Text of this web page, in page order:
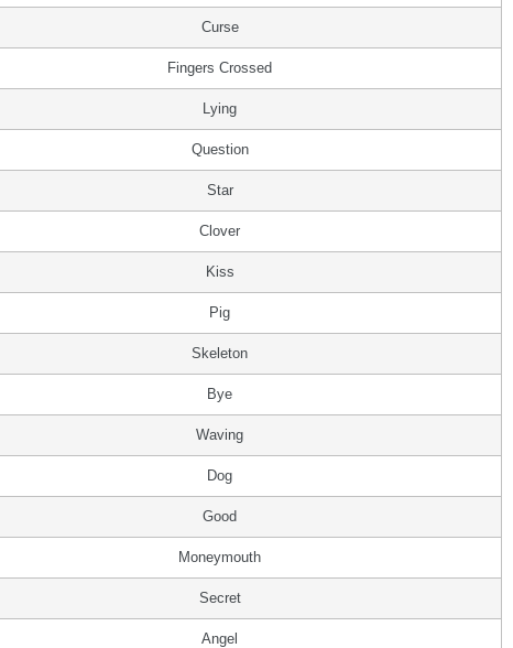
Curse
Fingers Crossed
Lying
Question
Star
Clover
Kiss
Pig
Skeleton
Bye
Waving
Dog
Good
Moneymouth
Secret
Angel